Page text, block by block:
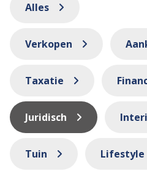
Alles
Verkopen
Taxatie
Juridisch
Tuin Lifestyle